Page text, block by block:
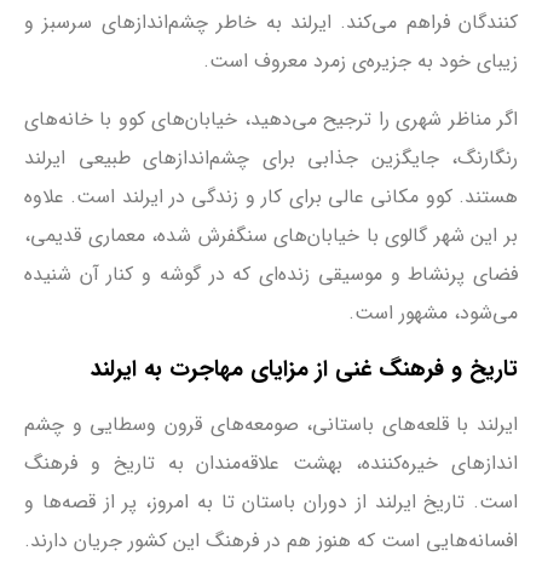
کنندگان فراهم می‌کند. ایرلند به خاطر چشم‌اندازهای سرسبز و
زیبای خود به جزیره‌ی زمرد معروف است.
اگر مناظر شهری را ترجیح می‌دهید، خیابان‌های کوو با خانه‌های
رنگارنگ، جایگزین جذابی برای چشم‌اندازهای طبیعی ایرلند
هستند. کوو مکانی عالی برای کار و زندگی در ایرلند است. علاوه
بر این شهر گالوی با خیابان‌های سنگفرش شده، معماری قدیمی،
فضای پرنشاط و موسیقی زنده‌ای که در گوشه و کنار آن شنیده
می‌شود، مشهور است.
تاریخ و فرهنگ غنی از مزایای مهاجرت به ایرلند
ایرلند با قلعه‌های باستانی، صومعه‌های قرون وسطایی و چشم
اندازهای خیره‌کننده، بهشت علاقه‌مندان به تاریخ و فرهنگ
است. تاریخ ایرلند از دوران باستان تا به امروز، پر از قصه‌ها و
افسانه‌هایی است که هنوز هم در فرهنگ این کشور جریان دارند.